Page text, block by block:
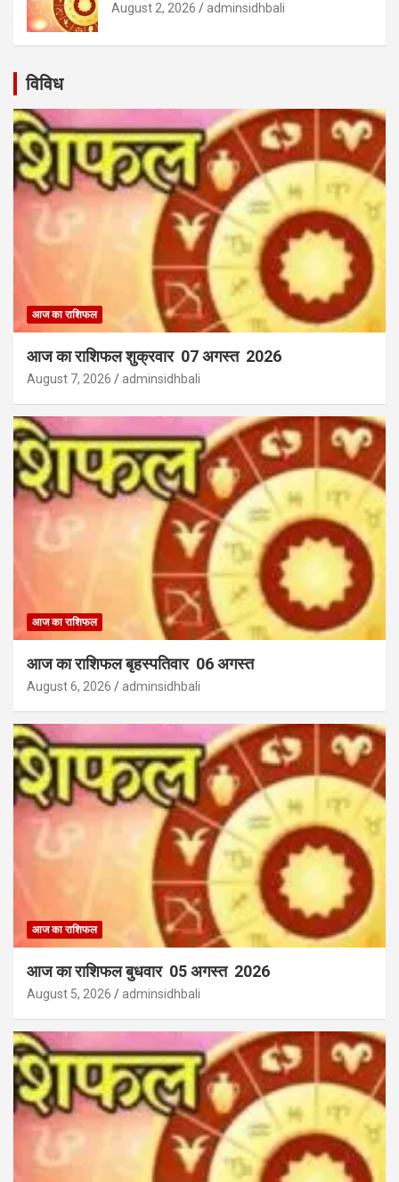
August 2, 2026 adminsidhbali
विविध
आज का राशिफल
आज का राशिफल शुक्रवार 07 अगस्त 2026
August 7, 2026 adminsidhbali
आज का राशिफल
आज का राशिफल बृहस्पतिवार 06 अगस्त
August 6, 2026 adminsidhbali
आज का राशिफल
आज का राशिफल बुधवार 05 अगस्त 2026
August 5, 2026 adminsidhbali